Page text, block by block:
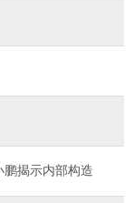
鹏揭示内部构造